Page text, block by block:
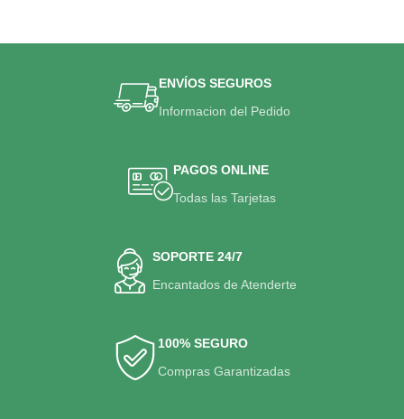
ENVÍOS SEGUROS
Informacion del Pedido
PAGOS ONLINE
Todas las Tarjetas
SOPORTE 24/7
Encantados de Atenderte
100% SEGURO
Compras Garantizadas